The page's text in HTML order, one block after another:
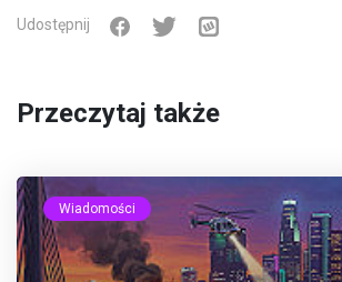
Udostępnij
Przeczytaj także
Wiadomości